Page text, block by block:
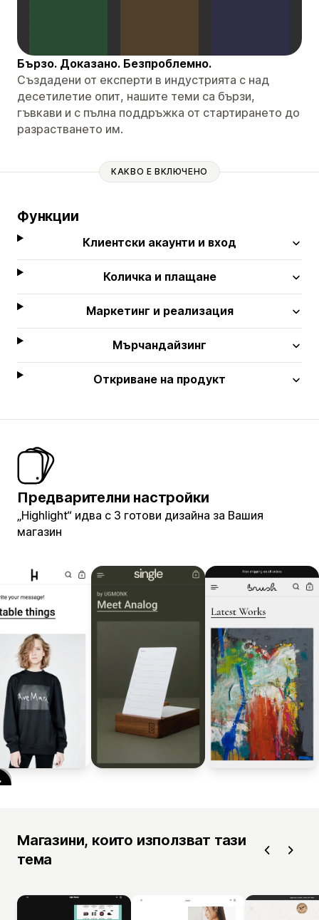
Бързо. Доказано. Безпроблемно.
Създадени от експерти в индустрията с над
десетилетие опит, нашите теми са бързи,
гъвкави и с пълна поддръжка от стартирането до
разрастването им.
КАКВО Е ВКЛЮЧЕНО
Функции
Клиентски акаунти и вход
Количка и плащане
Маркетинг и реализация
Мърчандайзинг
Откриване на продукт
Предварителни настройки
„Highlight“ идва с 3 готови дизайна за Вашия
магазин
Магазини, които използват тази
тема